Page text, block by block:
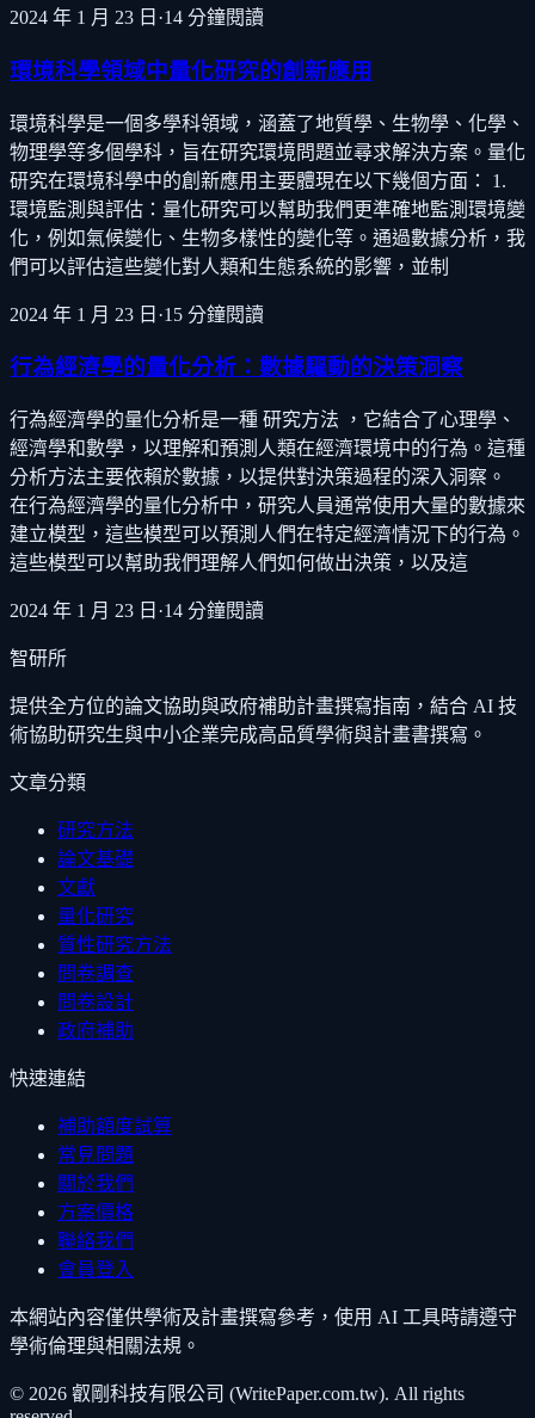
2024 年 1 月 23 日 ·14 分鐘閱讀
環境科學領域中量化研究的創新應用
環境科學是一個多學科領域，涵蓋了地質學、生物學、化學、
物理學等多個學科，旨在研究環境問題並尋求解決方案。量化
研究在環境科學中的創新應用主要體現在以下幾個方面： 1.
環境監測與評估：量化研究可以幫助我們更準確地監測環境變
化，例如氣候變化、生物多樣性的變化等。通過數據分析，我
們可以評估這些變化對人類和生態系統的影響，並制
2024 年 1 月 23 日 ·15 分鐘閱讀
行為經濟學的量化分析：數據驅動的決策洞察
行為經濟學的量化分析是一種 研究方法 ，它結合了心理學、
經濟學和數學，以理解和預測人類在經濟環境中的行為。這種
分析方法主要依賴於數據，以提供對決策過程的深入洞察。
在行為經濟學的量化分析中，研究人員通常使用大量的數據來
建立模型，這些模型可以預測人們在特定經濟情況下的行為。
這些模型可以幫助我們理解人們如何做出決策，以及這
2024 年 1 月 23 日 ·14 分鐘閱讀
智研所
提供全方位的論文協助與政府補助計畫撰寫指南，結合 AI 技
術協助研究生與中小企業完成高品質學術與計畫書撰寫。
文章分類
研究方法
論文基礎
文獻
量化研究
質性研究方法
問卷調查
問卷設計
政府補助
快速連結
補助額度試算
常見問題
關於我們
方案價格
聯絡我們
會員登入
本網站內容僅供學術及計畫撰寫參考，使用 AI 工具時請遵守
學術倫理與相關法規。
© 2026 叡剛科技有限公司 (WritePaper.com.tw). All rights